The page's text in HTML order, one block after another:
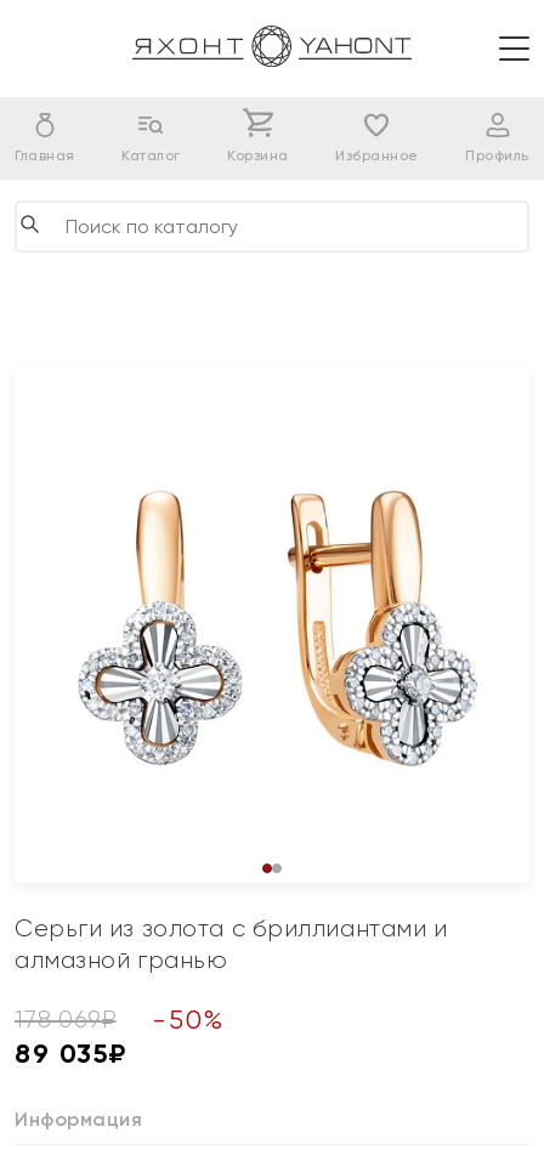
Главная Каталог Корзина Избранное Профиль
Серьги из золота с бриллиантами и
алмазной гранью
178 069₽ - 50%
89 035₽
Информация